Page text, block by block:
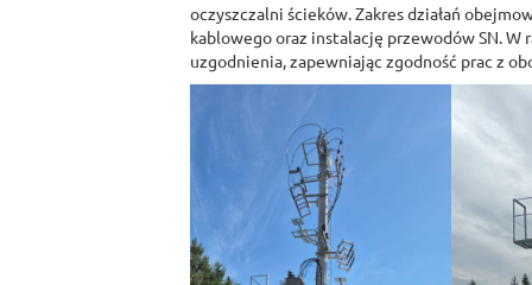
oczyszczalni ścieków. Zakres działań
kablowego oraz instalację przewodów SN.
uzgodnienia, zapewniając zgodność prac z